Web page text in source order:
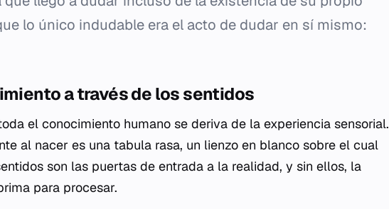
lo único indudable era el acto de dudar en sí mismo:
a través de los sentidos
el conocimiento humano se deriva de la experiencia sensorial.
al nacer es una tabula rasa, un lienzo en blanco sobre el cual
son las puertas de entrada a la realidad, y sin ellos, la
para procesar.